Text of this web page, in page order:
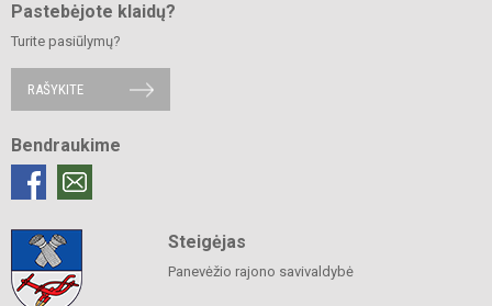
Pastebėjote klaidų?
Turite pasiūlymų?
RAŠYKITE
Bendraukime
Steigėjas
Panevėžio rajono savivaldybė